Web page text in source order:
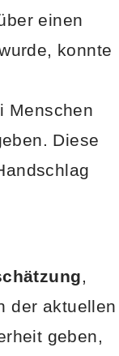
einen
konnte
Menschen
Diese
,
der aktuellen
geben,